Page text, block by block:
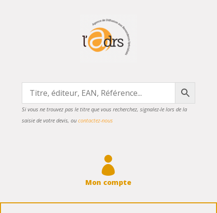
Si vous ne trouvez pas le titre que vous recherchez, signalez-le lors de la
saisie de votre devis, ou contactez-nous

Mon compte